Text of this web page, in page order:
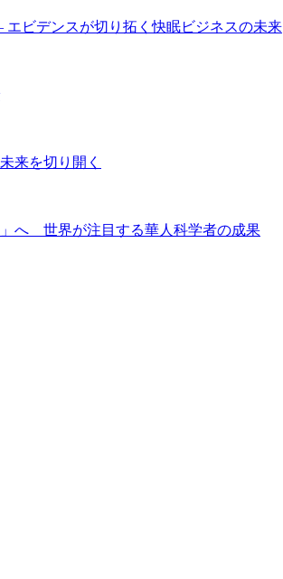
ビデンスが切り拓く快眠ビジネスの未来
来を切り開く
へ 世界が注目する華人科学者の成果